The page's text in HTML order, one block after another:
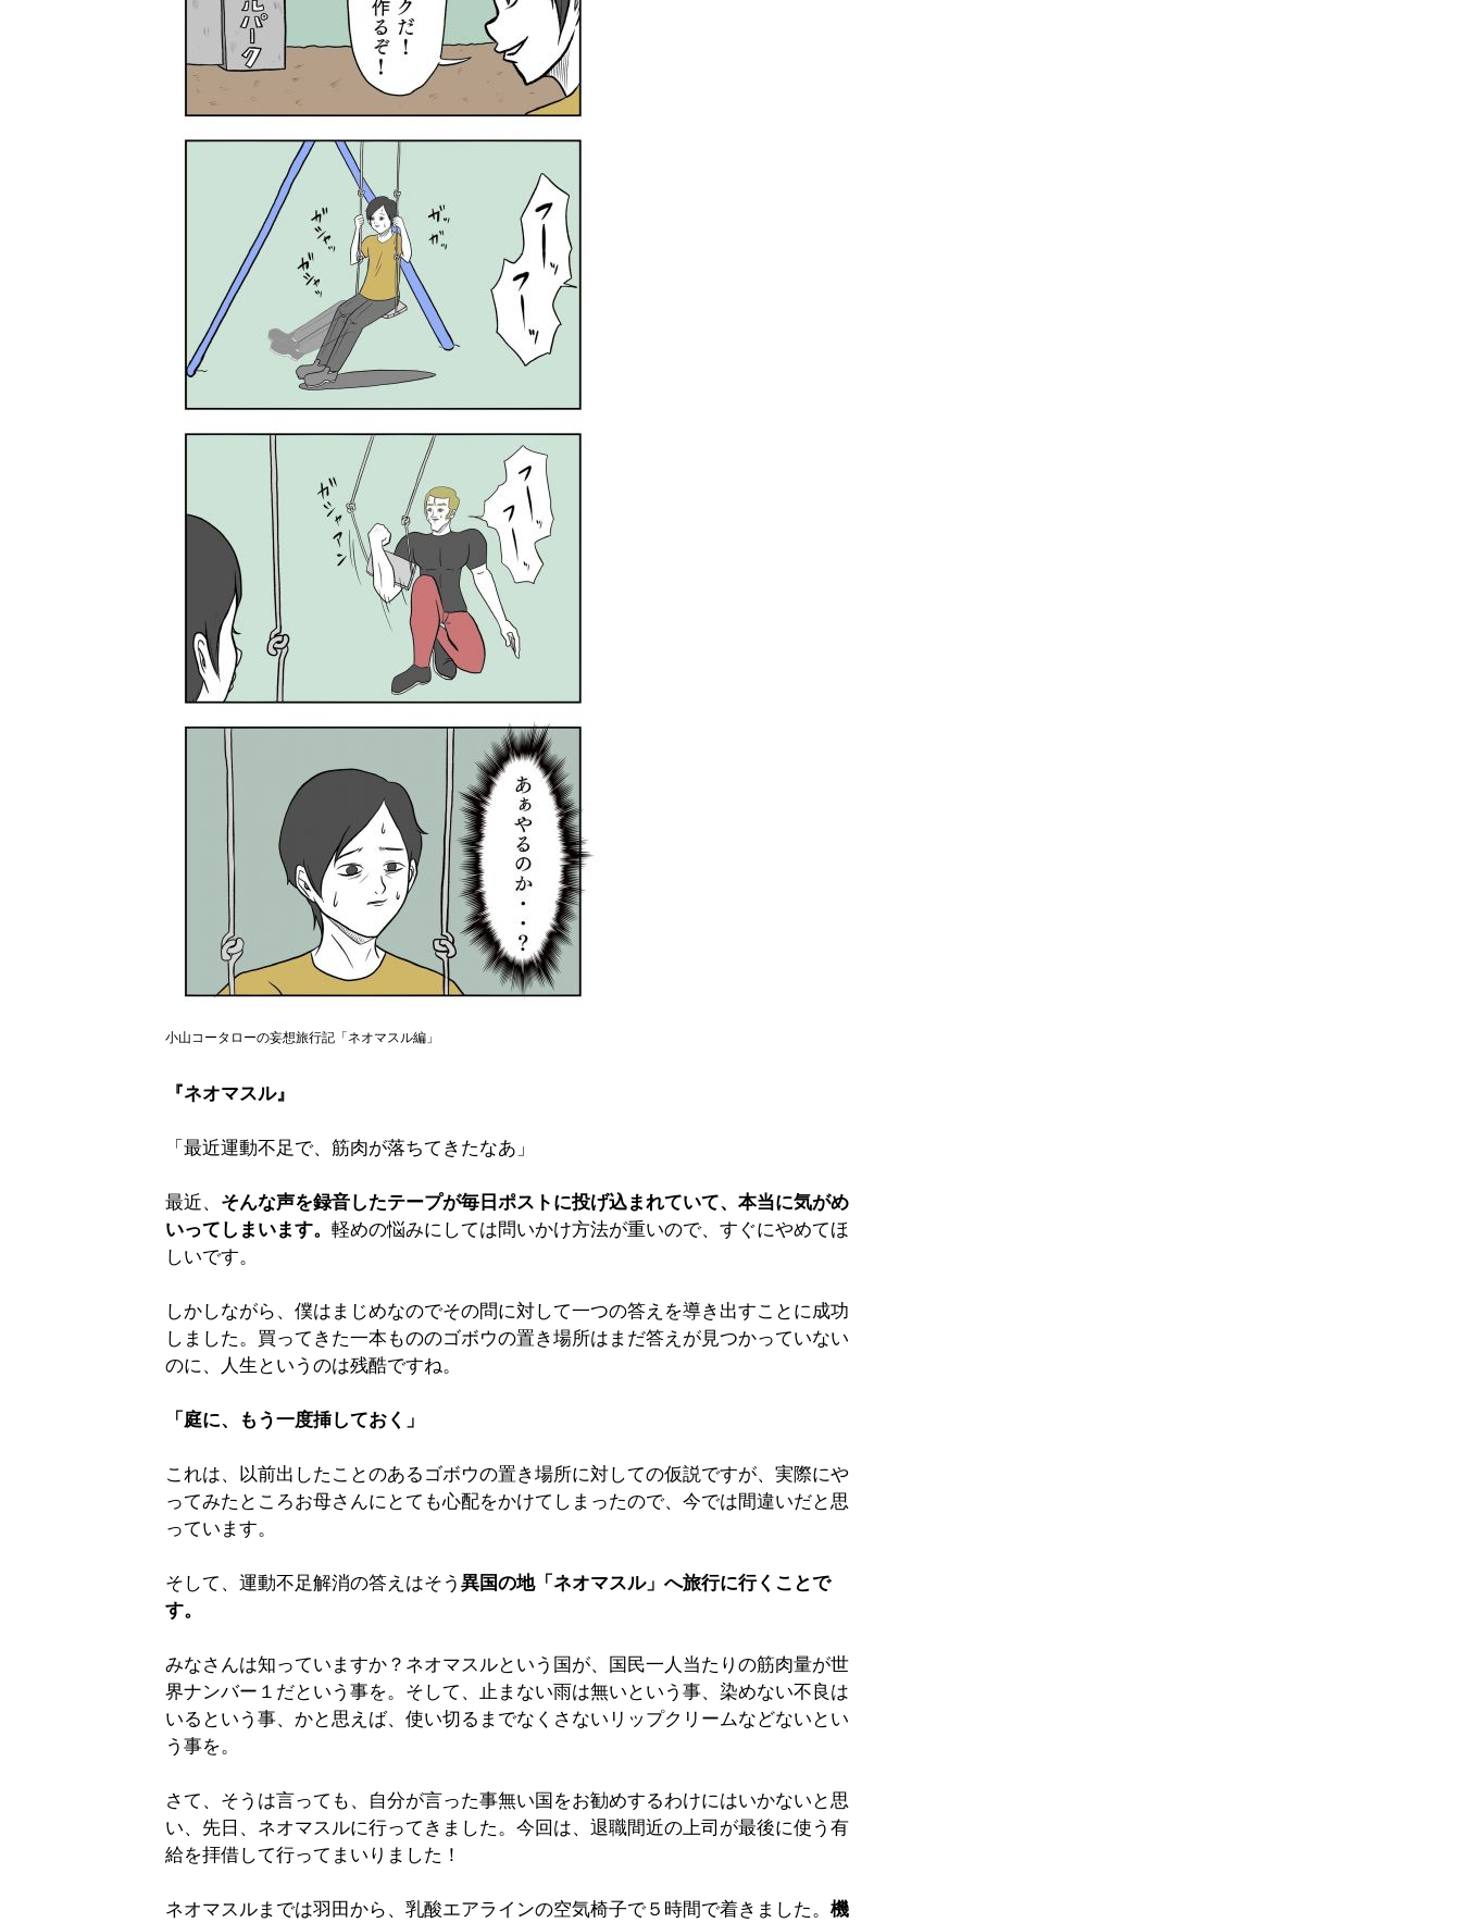
小山コータローの妄想旅行記「ネオマスル編」
『ネオマスル』
「最近運動不足で、筋肉が落ちてきたなあ」
最近、 そんな声を録音したテープが毎日ポストに投げ込まれていて、本当に気がめ
いってしまいます。 軽めの悩みにしては問いかけ方法が重いので、すぐにやめてほ
しいです。
しかしながら、僕はまじめなのでその問に対して一つの答えを導き出すことに成功
しました。買ってきた一本もののゴボウの置き場所はまだ答えが見つかっていない
のに、人生というのは残酷ですね。
「庭に、もう一度挿しておく」
これは、以前出したことのあるゴボウの置き場所に対しての仮説ですが、実際にや
ってみたところお母さんにとても心配をかけてしまったので、今では間違いだと思
っています。
そして、運動不足解消の答えはそう 異国の地「ネオマスル」へ旅行に行くことで
す。
みなさんは知っていますか？ネオマスルという国が、国民一人当たりの筋肉量が世
界ナンバー１だという事を。そして、止まない雨は無いという事、染めない不良は
いるという事、かと思えば、使い切るまでなくさないリップクリームなどないとい
う事を。
さて、そうは言っても、自分が言った事無い国をお勧めするわけにはいかないと思
い、先日、ネオマスルに行ってきました。今回は、退職間近の上司が最後に使う有
給を拝借して行ってまいりました！
ネオマスルまでは羽田から、乳酸エアラインの空気椅子で５時間で着きました。 機